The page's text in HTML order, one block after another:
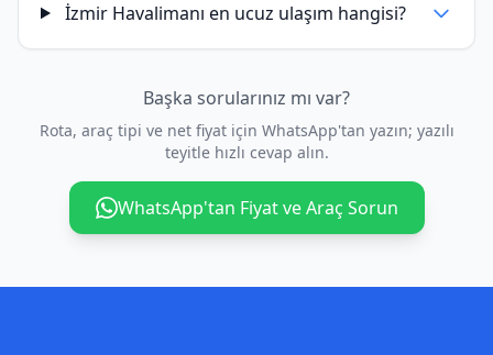
İzmir Havalimanı en ucuz ulaşım hangisi?
Başka sorularınız mı var?
Rota, araç tipi ve net fiyat için WhatsApp'tan yazın; yazılı
teyitle hızlı cevap alın.
WhatsApp'tan Fiyat ve Araç Sorun